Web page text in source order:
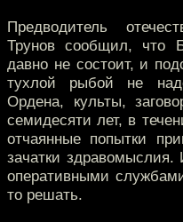
Предводитель
Трунов сообщил, что
давно не состоит, и
тухлой рыбой не
Ордена, культы,
семидесяти лет, в
отчаянные попытки
зачатки
оперативными
то решать.